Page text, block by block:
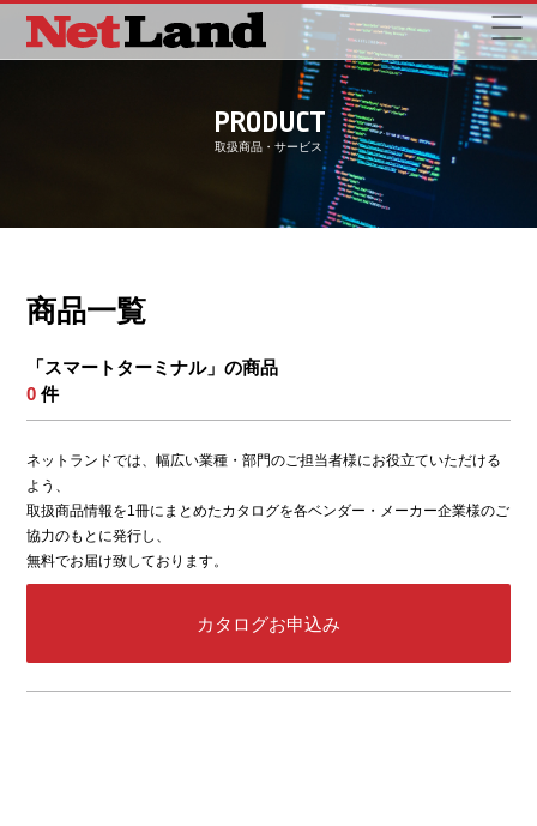
PRODUCT
取扱商品・サービス
商品一覧
「スマートターミナル」の商品
0 件
ネットランドでは、幅広い業種・部門のご担当者様にお役立ていただける
よう、
取扱商品情報を1冊にまとめたカタログを各ベンダー・メーカー企業様のご
協力のもとに発行し、
無料でお届け致しております。
カタログお申込み